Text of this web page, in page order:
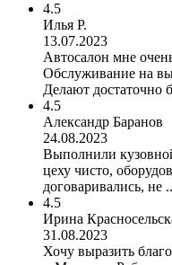
4.5
Илья Р.
13.07.2023
Автосалон мне
Обслуживание на
Делают достаточно
4.5
Александр Баранов
24.08.2023
Выполнили
цеху чисто,
договаривались, не
4.5
Ирина
31.08.2023
Хочу выразить